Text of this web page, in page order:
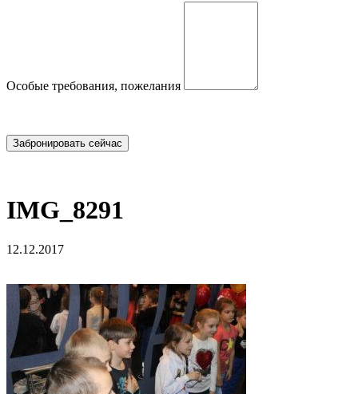
Особые требования, пожелания
IMG_8291
12.12.2017